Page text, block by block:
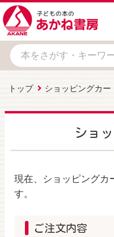
トップ ショッピングカー
ショ
現在、ショッピングカ
す。
ご注文内容